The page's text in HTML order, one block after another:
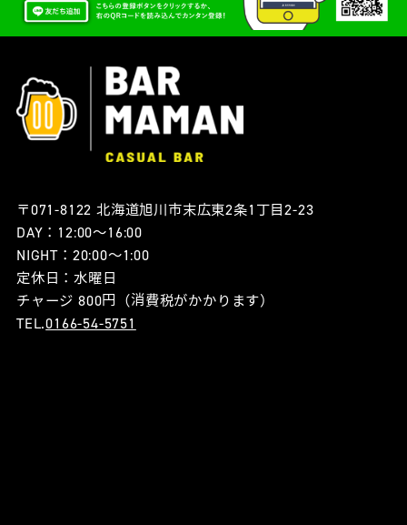
〒071-8122 北海道旭川市末広東2条1丁目2-23
DAY：12:00〜16:00
NIGHT：20:00〜1:00
定休日：水曜日
チャージ 800円（消費税がかかります）
TEL.0166-54-5751